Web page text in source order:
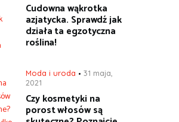
Cudowna wąkrotka
azjatycka. Sprawdź jak
działa ta egzotyczna
roślina!
Moda i uroda
31 maja,
2021
Czy kosmetyki na
porost włosów są